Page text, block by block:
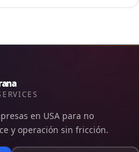
en USA para no
y operación sin fricción.